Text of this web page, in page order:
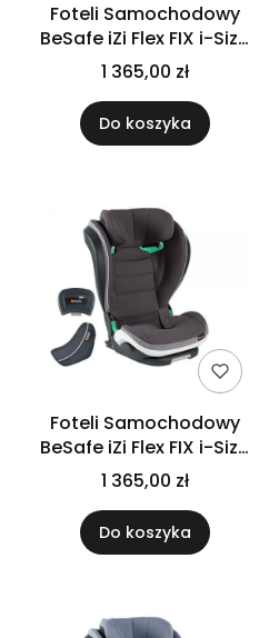
Foteli Samochodowy
BeSafe iZi Flex FIX i-Size
15-36kg | Czarny Cab
1 365,00 zł
Do koszyka
Foteli Samochodowy
BeSafe iZi Flex FIX i-Size
15-36kg | Metallic
Melange
1 365,00 zł
Do koszyka